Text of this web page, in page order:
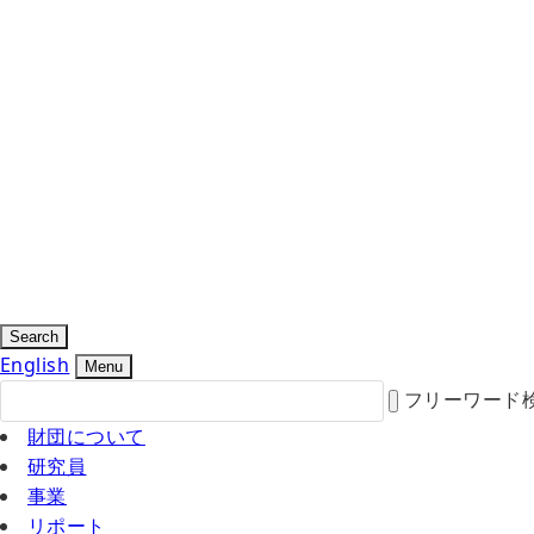
Search
English Menu
フリーワード
財団について
研究員
事業
リポート